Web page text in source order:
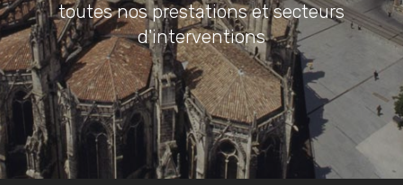
toutes nos prestations et secteurs
d'interventions